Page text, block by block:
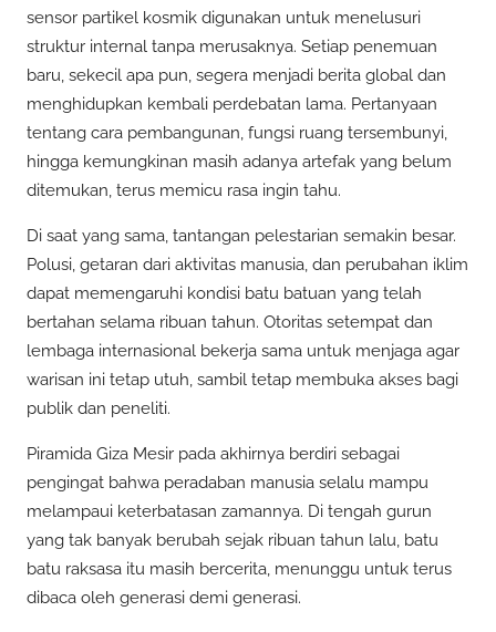
sensor partikel kosmik digunakan untuk menelusuri
struktur internal tanpa merusaknya. Setiap penemuan
baru, sekecil apa pun, segera menjadi berita global dan
menghidupkan kembali perdebatan lama. Pertanyaan
tentang cara pembangunan, fungsi ruang tersembunyi,
hingga kemungkinan masih adanya artefak yang belum
ditemukan, terus memicu rasa ingin tahu.
Di saat yang sama, tantangan pelestarian semakin besar.
Polusi, getaran dari aktivitas manusia, dan perubahan iklim
dapat memengaruhi kondisi batu batuan yang telah
bertahan selama ribuan tahun. Otoritas setempat dan
lembaga internasional bekerja sama untuk menjaga agar
warisan ini tetap utuh, sambil tetap membuka akses bagi
publik dan peneliti.
Piramida Giza Mesir pada akhirnya berdiri sebagai
pengingat bahwa peradaban manusia selalu mampu
melampaui keterbatasan zamannya. Di tengah gurun
yang tak banyak berubah sejak ribuan tahun lalu, batu
batu raksasa itu masih bercerita, menunggu untuk terus
dibaca oleh generasi demi generasi.